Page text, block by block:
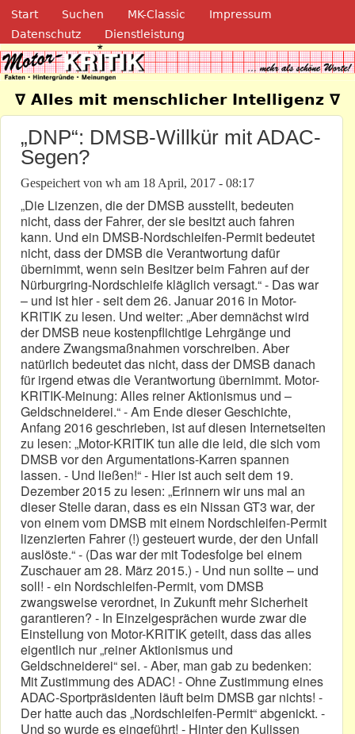
Direkt zum Inhalt
Navigation
Start Suchen MK-Classic
Impressum
Datenschutz
Dienstleistung
Motor-Kritik.de
∇ Alles mit menschlicher Intelligenz ∇
„DNP“: DMSB-Willkür mit ADAC-
Segen?
Gespeichert von wh am 18 April, 2017 - 08:17
„Die Lizenzen, die der DMSB ausstellt, bedeuten
nicht, dass der Fahrer, der sie besitzt auch fahren
kann. Und ein DMSB-Nordschleifen-Permit bedeutet
nicht, dass der DMSB die Verantwortung dafür
übernimmt, wenn sein Besitzer beim Fahren auf der
Nürburgring-Nordschleife kläglich versagt.“ - Das war
– und ist hier - seit dem 26. Januar 2016 in Motor-
KRITIK zu lesen. Und weiter: „Aber demnächst wird
der DMSB neue kostenpflichtige Lehrgänge und
andere Zwangsmaßnahmen vorschreiben. Aber
natürlich bedeutet das nicht, dass der DMSB danach
für irgend etwas die Verantwortung übernimmt. Motor-
KRITIK-Meinung: Alles reiner Aktionismus und –
Geldschneiderei.“ - Am Ende dieser Geschichte,
Anfang 2016 geschrieben, ist auf diesen Internetseiten
zu lesen: „Motor-KRITIK tun alle die leid, die sich vom
DMSB vor den Argumentations-Karren spannen
lassen. - Und ließen!“ - Hier ist auch seit dem 19.
Dezember 2015 zu lesen: „Erinnern wir uns mal an
dieser Stelle daran, dass es ein Nissan GT3 war, der
von einem vom DMSB mit einem Nordschleifen-Permit
lizenzierten Fahrer (!) gesteuert wurde, der den Unfall
auslöste.“ - (Das war der mit Todesfolge bei einem
Zuschauer am 28. März 2015.) - Und nun sollte – und
soll! - ein Nordschleifen-Permit, vom DMSB
zwangsweise verordnet, in Zukunft mehr Sicherheit
garantieren? - In Einzelgesprächen wurde zwar die
Einstellung von Motor-KRITIK geteilt, dass das alles
eigentlich nur „reiner Aktionismus und
Geldschneiderei“ sei. - Aber, man gab zu bedenken:
Mit Zustimmung des ADAC! - Ohne Zustimmung eines
ADAC-Sportpräsidenten läuft beim DMSB gar nichts! -
Der hatte auch das „Nordschleifen-Permit“ abgenickt. -
Und so wurde es eingeführt! - Hinter den Kulissen